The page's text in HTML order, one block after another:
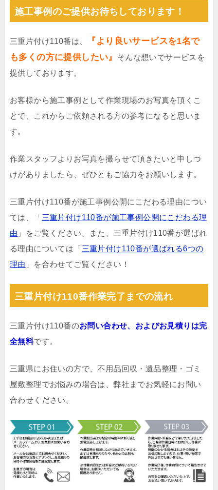
施工事例のご提供お待ちしております！
三重片付け110番は、
『より良いサービスを1名で
も多くの方に提供したい』
そんな想いでサービスを
提供しております。
お客様から施工事例として作業現場のお写真を頂くこ
とで、これからご依頼される方の参考になると思いま
す。
作業スタッフよりお写真を撮らせて頂きたいと申しつ
けがありましたら、ぜひともご協力をお願いします。
三重片付け110番が施工事例公開にこだわる理由につい
ては、「 三重片付け110番が施工事例公開にこだわる理
由 」をご覧ください。また、三重片付け110番が選ばれ
る理由については「 三重片付け110番が選ばれる6つの
理由 」を合わせてご覧ください！
三重片付け110番作業完了までの流れ
三重片付け110番のお問い合わせ、およびお見積りは完
全無料です。
三重県にお住いの方で、不用品回収・遺品整理・ゴミ
屋敷整理でお悩みの場合は、弊社までお気軽にお問い
合わせください。